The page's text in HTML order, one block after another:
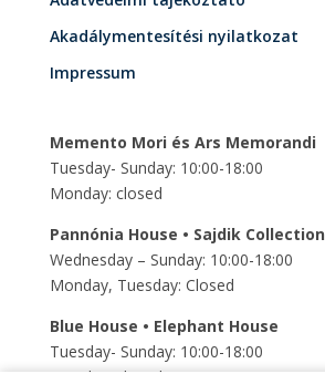
Akadálymentesítési nyilatkozat
Impressum
Memento Mori és Ars Memorandi
Tuesday- Sunday: 10:00-18:00
Monday: closed
Pannónia House • Sajdik Collection
Wednesday – Sunday: 10:00-18:00
Monday, Tuesday: Closed
Blue House • Elephant House
Tuesday- Sunday: 10:00-18:00